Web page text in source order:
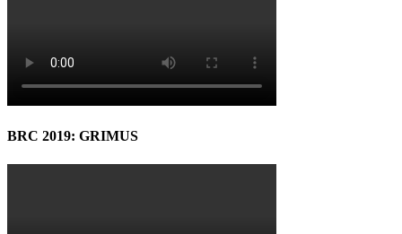
BRC 2019: GRIMUS